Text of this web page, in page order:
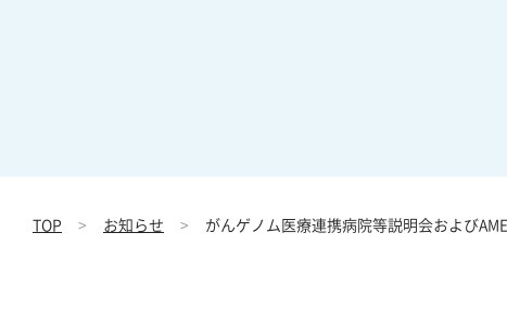
TOP お知らせ がんゲノム医療連携病院等説明会および